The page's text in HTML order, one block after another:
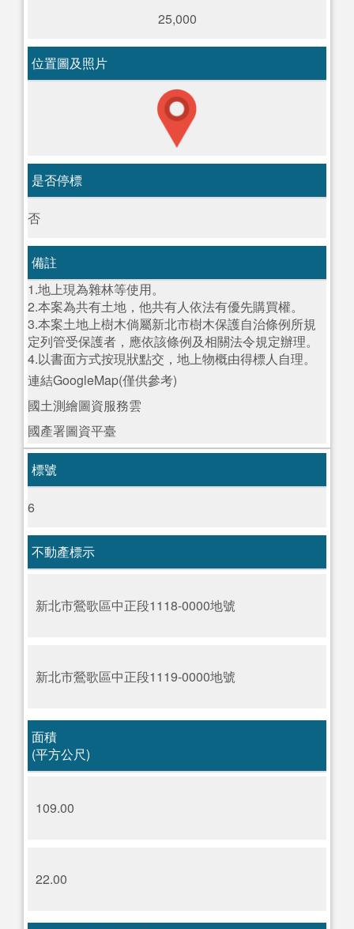
25,000
位置圖及照片
是否停標
否
備註
1.地上現為雜林等使用。
2.本案為共有土地，他共有人依法有優先購買權。
3.本案土地上樹木倘屬新北市樹木保護自治條例所規
定列管受保護者，應依該條例及相關法令規定辦理。
4.以書面方式按現狀點交，地上物概由得標人自理。
連結GoogleMap(僅供參考)
國土測繪圖資服務雲
國產署圖資平臺
標號
6
不動產標示
新北市鶯歌區中正段1118-0000地號
新北市鶯歌區中正段1119-0000地號
面積
(平方公尺)
109.00
22.00